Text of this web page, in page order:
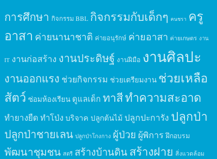
การศึกษา กิจกรรม BBL กิจกรรมกับเด็กๆ คนชรา ครู
อาสา ค่ายนานาชาติ ค่ายอนุรักษ์ ค่ายอาสา ค่ายเกษตร งาน
IT งานก่อสร้าง งานประดิษฐ์ งานฝีมือ งานศิลปะ
งานออกแรง ช่วยกิจกรรม ช่วยเตรียมงาน ช่วยเหลือ
สัตว์ ซ่อมห้องเรียน ดูแลเด็ก ทาสีทำความสะอาด
ทำยางยืด ทำโป่ง บริจาค ปลูกต้นไม้ ปลูกปะการัง ปลูกป่า
ปลูกป่าชายเลน ปลูกป่าโกงกาง ผู้ป่วย ผู้พิการ ฝึกอบรม
พัฒนาชุมชน สตรี สร้างบ้านดินสร้างฝาย สิ่งแวดล้อม